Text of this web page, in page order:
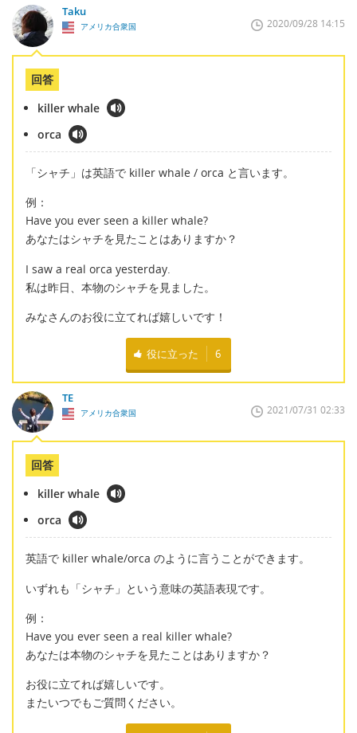
Taku
アメリカ合衆国 2020/09/28 14:15
回答
killer whale
orca
「シャチ」は英語で killer whale / orca と言います。
例：
Have you ever seen a killer whale?
あなたはシャチを見たことはありますか？
I saw a real orca yesterday.
私は昨日、本物のシャチを見ました。
みなさんのお役に立てれば嬉しいです！
役に立った 6
TE
アメリカ合衆国 2021/07/31 02:33
回答
killer whale
orca
英語で killer whale/orca のように言うことができます。
いずれも「シャチ」という意味の英語表現です。
例：
Have you ever seen a real killer whale?
あなたは本物のシャチを見たことはありますか？
お役に立てれば嬉しいです。
またいつでもご質問ください。